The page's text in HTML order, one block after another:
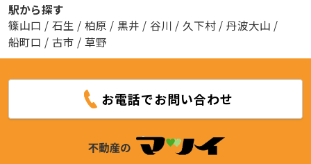
駅から探す
篠山口 / 石生 / 柏原 / 黒井 / 谷川 / 久下村 / 丹波大山 /
船町口 / 古市 / 草野
お電話でお問い合わせ